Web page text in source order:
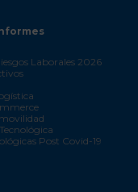
Laborales 2026
Post Covid-19